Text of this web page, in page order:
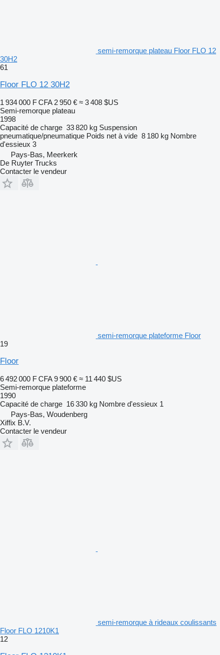
semi-remorque plateau Floor FLO 12
30H2
61
Floor FLO 12 30H2
1 934 000 F CFA 2 950 € ≈ 3 408 $US
Semi-remorque plateau
1998
Capacité de charge 33 820 kg Suspension
pneumatique/pneumatique Poids net à vide 8 180 kg Nombre
d'essieux 3
Pays-Bas, Meerkerk
De Ruyter Trucks
Contacter le vendeur
semi-remorque plateforme Floor
19
Floor
6 492 000 F CFA 9 900 € ≈ 11 440 $US
Semi-remorque plateforme
1990
Capacité de charge 16 330 kg Nombre d'essieux 1
Pays-Bas, Woudenberg
Xiffix B.V.
Contacter le vendeur
semi-remorque à rideaux coulissants
Floor FLO 1210K1
12